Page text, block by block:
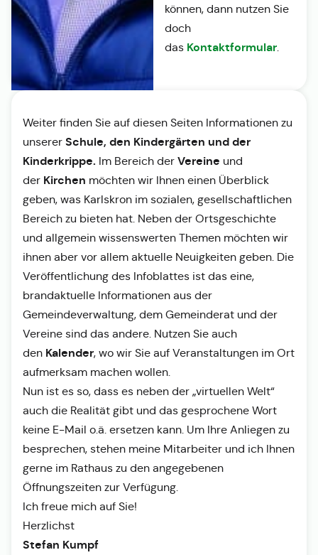
können, dann nutzen Sie
doch
das Kontaktformular.
Weiter finden Sie auf diesen Seiten Informationen zu
unserer Schule, den Kindergärten und der
Kinderkrippe. Im Bereich der Vereine und
der Kirchen möchten wir Ihnen einen Überblick
geben, was Karlskron im sozialen, gesellschaftlichen
Bereich zu bieten hat. Neben der Ortsgeschichte
und allgemein wissenswerten Themen möchten wir
ihnen aber vor allem aktuelle Neuigkeiten geben. Die
Veröffentlichung des Infoblattes ist das eine,
brandaktuelle Informationen aus der
Gemeindeverwaltung, dem Gemeinderat und der
Vereine sind das andere. Nutzen Sie auch
den Kalender, wo wir Sie auf Veranstaltungen im Ort
aufmerksam machen wollen.
Nun ist es so, dass es neben der „virtuellen Welt“
auch die Realität gibt und das gesprochene Wort
keine E-Mail o.ä. ersetzen kann. Um Ihre Anliegen zu
besprechen, stehen meine Mitarbeiter und ich Ihnen
gerne im Rathaus zu den angegebenen
Öffnungszeiten zur Verfügung.
Ich freue mich auf Sie!
Herzlichst
Stefan Kumpf